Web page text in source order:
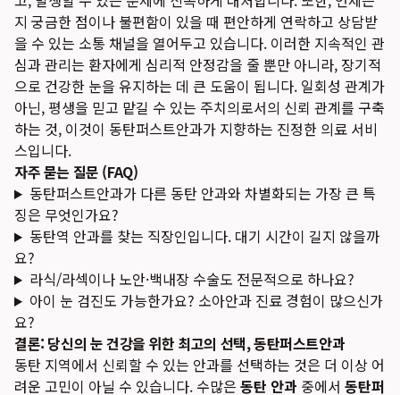
지 궁금한 점이나 불편함이 있을 때 편안하게 연락하고 상담받
을 수 있는 소통 채널을 열어두고 있습니다. 이러한 지속적인 관
심과 관리는 환자에게 심리적 안정감을 줄 뿐만 아니라, 장기적
으로 건강한 눈을 유지하는 데 큰 도움이 됩니다. 일회성 관계가
아닌, 평생을 믿고 맡길 수 있는 주치의로서의 신뢰 관계를 구축
하는 것, 이것이 동탄퍼스트안과가 지향하는 진정한 의료 서비
스입니다.
자주 묻는 질문 (FAQ)
동탄퍼스트안과가 다른 동탄 안과와 차별화되는 가장 큰 특
징은 무엇인가요?
동탄역 안과를 찾는 직장인입니다. 대기 시간이 길지 않을까
요?
라식/라섹이나 노안·백내장 수술도 전문적으로 하나요?
아이 눈 검진도 가능한가요? 소아안과 진료 경험이 많으신가
요?
결론: 당신의 눈 건강을 위한 최고의 선택, 동탄퍼스트안과
동탄 지역에서 신뢰할 수 있는 안과를 선택하는 것은 더 이상 어
려운 고민이 아닐 수 있습니다. 수많은 동탄 안과 중에서 동탄퍼